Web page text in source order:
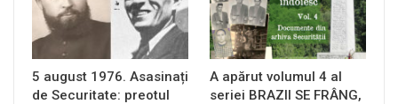
5 august 1976. Asasinați
de Securitate: preotul
A apărut volumul 4 al
seriei BRAZII SE FRÂNG,